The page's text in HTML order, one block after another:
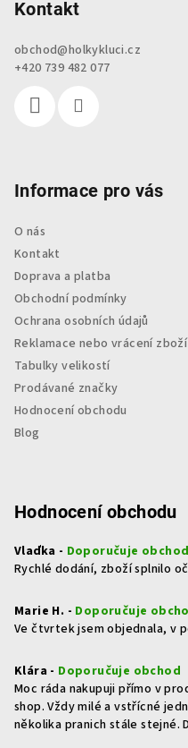
Kontakt
obchod@holkykluci.cz
+420 739 482 077
Informace pro vás
O nás
Kontakt
Doprava a platba
Obchodní podmínky
Ochrana osobních údajů
Reklamace nebo vrácení zboží
Tabulky velikostí
Prodávané značky
Hodnocení obchodu
Blog
Hodnocení obchodu
Vlaďka - Doporučuje obchod
Rychlé dodání, zboží splnilo
Marie H. - Doporučuje
Ve čtvrtek jsem objednala, v
Klára - Doporučuje obchod
Moc ráda nakupuji přímo v
shop. Vždy milé a vstřícné
několika pranich stále stejné.